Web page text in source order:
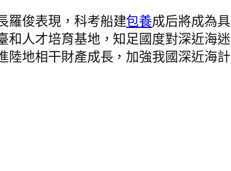
羅俊表現，科考船建包養成后將成為
和人才培育基地，知足國度對深近海
陸地相干財產成長，加強我國深近海